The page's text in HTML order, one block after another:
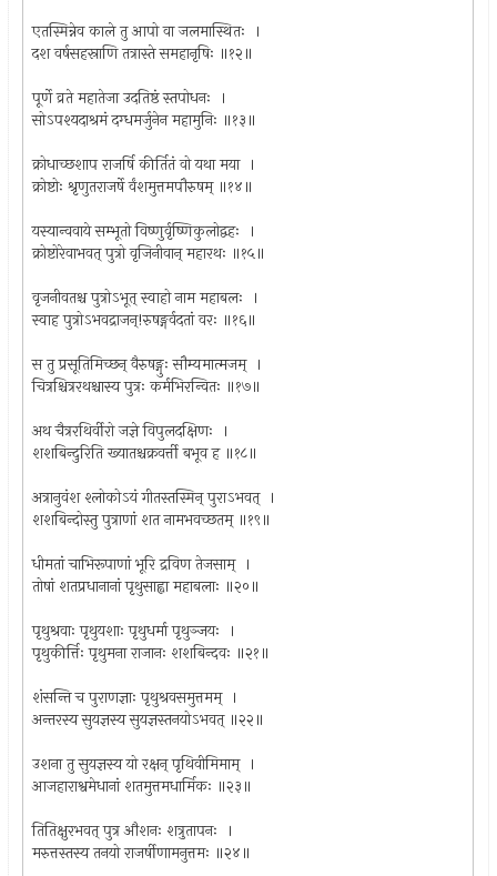
एतस्मिन्नेव काले तु आपो वा जलमास्थितः ।
दश वर्षसहस्राणि तत्रास्ते समहानृषिः ॥१२॥
पूर्णे व्रते महातेजा उदतिष्ठं स्तपोधनः ।
सोऽपश्यदाश्रमं दग्धमर्जुनेन महामुनिः ॥१३॥
क्रोधाच्छशाप राजर्षि कीर्तितं वो यथा मया ।
क्रोष्टोः श्रृणुतराजर्षे र्वंशमुत्तमपौरुषम् ॥१४॥
यस्यान्ववाये सम्भूतो विष्णुर्वृष्णिकुलोद्वहः ।
क्रोष्टोरेवाभवत् पुत्रो वृजिनीवान् महारथः ॥१५॥
वृजनीवतश्च पुत्रोऽभूत् स्वाहो नाम महाबलः ।
स्वाह पुत्रोऽभवद्राजन्!रुषङ्गर्वदतां वरः ॥१६॥
स तु प्रसूतिमिच्छन् वैरुषङ्गुः सौम्यमात्मजम् ।
चित्रश्चित्ररथश्चास्य पुत्रः कर्मभिरन्वितः ॥१७॥
अथ चैत्ररथिर्वीरो जज्ञे विपुलदक्षिणः ।
शशबिन्दुरिति ख्यातश्चक्रवर्त्ती बभूव ह ॥१८॥
अत्रानुवंश श्लोकोऽयं गीतस्तस्मिन् पुराऽभवत् ।
शशबिन्दोस्तु पुत्राणां शत नामभवच्छतम् ॥१९॥
धीमतां चाभिरूपाणां भूरि द्रविण तेजसाम् ।
तोषां शतप्रधानानां पृथुसाह्वा महाबलाः ॥२०॥
पृथुश्रवाः पृथुयशाः पृथुधर्मा पृथुञ्जयः ।
पृथुकीर्त्तिः पृथुमना राजानः शशबिन्दवः ॥२१॥
शंसन्ति च पुराणज्ञाः पृथुश्रवसमुत्तमम् ।
अन्तरस्य सुयज्ञस्य सुयज्ञस्तनयोऽभवत् ॥२२॥
उशना तु सुयज्ञस्य यो रक्षन् पृथिवीमिमाम् ।
आजहाराश्वमेधानां शतमुत्तमधार्मिकः ॥२३॥
तितिक्षुरभवत् पुत्र औशनः शत्रुतापनः ।
मरुत्तस्तस्य तनयो राजर्षीणामनुत्तमः ॥२४॥